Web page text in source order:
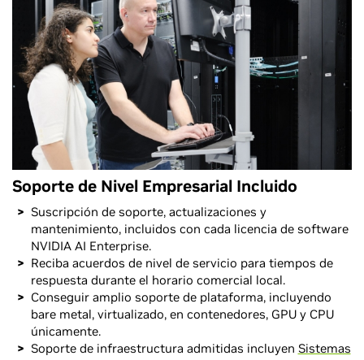
Soporte de Nivel Empresarial Incluido
Suscripción de soporte, actualizaciones y
mantenimiento, incluidos con cada licencia de software
NVIDIA AI Enterprise.
Reciba acuerdos de nivel de servicio para tiempos de
respuesta durante el horario comercial local.
Conseguir amplio soporte de plataforma, incluyendo
bare metal, virtualizado, en contenedores, GPU y CPU
únicamente.
Soporte de infraestructura admitidas incluyen Sistemas